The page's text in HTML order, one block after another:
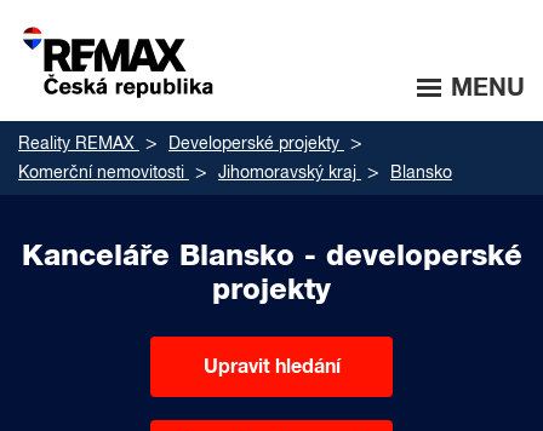
MENU
Reality REMAX
Developerské projekty
Komerční nemovitosti
Jihomoravský kraj Blansko
Kanceláře Blansko - developerské
projekty
Upravit hledání